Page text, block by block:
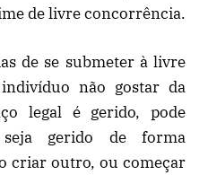
de livre concorrência.
de se submeter à livre
não gostar da
legal é gerido, pode
gerido de forma
criar outro, ou começar